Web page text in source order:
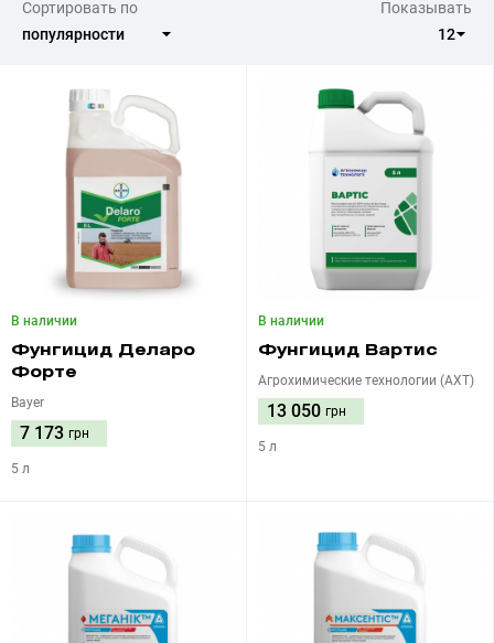
Сортировать по
Показывать
В наличии
Фунгицид Деларо
Форте
Bayer
7 173 грн
5 л
В наличии
Фунгицид Вартис
Агрохимические технологии (АХТ)
13 050 грн
5 л